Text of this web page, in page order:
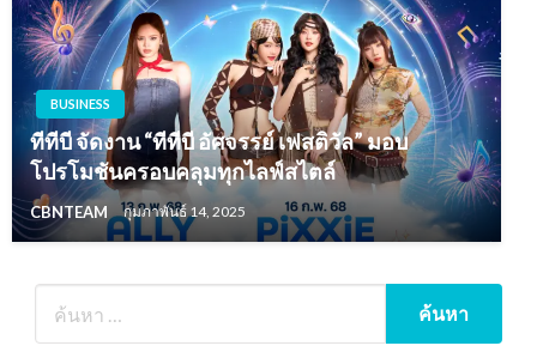
BUSINESS
ทีทีบี จัดงาน “ทีทีบี อัศจรรย์ เฟสติวัล” มอบ
โปรโมชันครอบคลุมทุกไลฟ์สไตล์
CBNTEAM กุมภาพันธ์ 14, 2025